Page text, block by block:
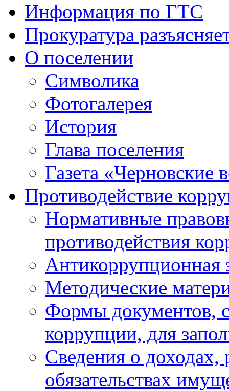
Информация по ГТС
Прокуратура
О поселении
Символика
Фотогалерея
История
Глава поселения
Газета «Черновские
Противодействие
Нормативные
противодействия
Антикоррупционная
Методические
Формы документов,
коррупции, для
Сведения о доходах,
обязательствах